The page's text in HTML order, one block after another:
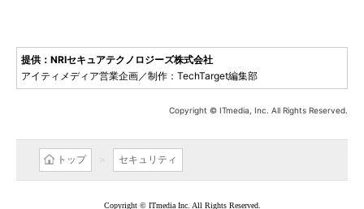
提供：NRIセキュアテクノロジーズ株式会社
アイティメディア営業企画／制作：TechTarget編集部
Copyright © ITmedia, Inc. All Rights Reserved.
トップ セキュリティ
Copyright © ITmedia Inc. All Rights Reserved.